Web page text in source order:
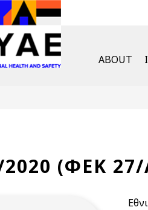
English
ABOUT
(ΦΕΚ 27/